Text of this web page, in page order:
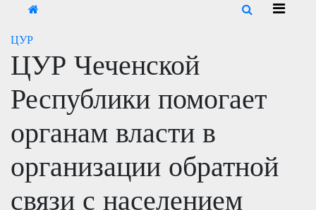
ЦУР
ЦУР Чеченской
Республики помогает
органам власти в
организации обратной
связи с населением